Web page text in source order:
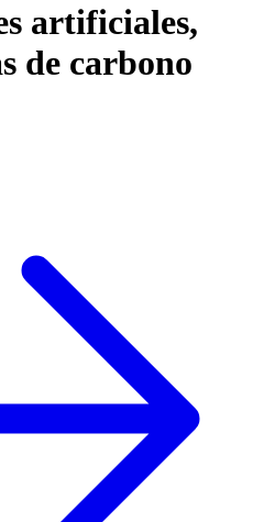
artificiales,
de carbono